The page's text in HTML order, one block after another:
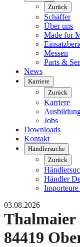
Zurück
Schäffer
Über uns
Made for
Messen
Parts &
News
Karriere
Zurück
Karriere
Jobs
Downloads
Kontakt
Händlersuche
Zurück
Händler
03.08.2026
Thalmaier
84419